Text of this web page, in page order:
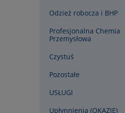
Odzież robocza i BHP
Profesjonalna Chemia
Przemysłowa
Czystuś
Pozostałe
USŁUGI
Upłynnienia (OKAZJE)